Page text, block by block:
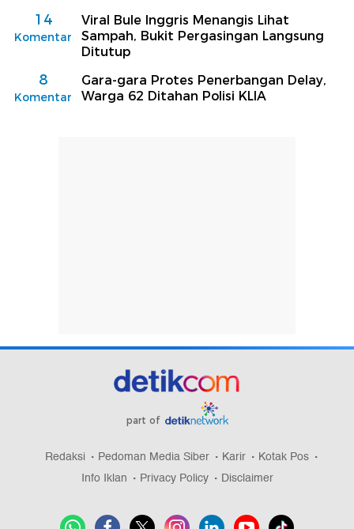
14
Komentar
Viral Bule Inggris Menangis Lihat
Sampah, Bukit Pergasingan Langsung
Ditutup
8
Komentar
Gara-gara Protes Penerbangan Delay,
Warga 62 Ditahan Polisi KLIA
part of
Redaksi Pedoman Media Siber Karir
Kotak Pos
Info Iklan
Privacy Policy Disclaimer